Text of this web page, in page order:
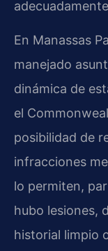
En Manassas
manejado
dinámica de
el
posibilidad de
infracciones
lo permiten,
hubo lesiones,
historial limpio